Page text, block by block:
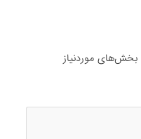
بخش‌های موردنیاز